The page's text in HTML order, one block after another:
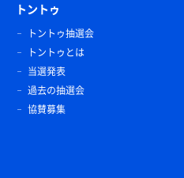
トントゥ
トントゥ抽選会
トントゥとは
当選発表
過去の抽選会
協賛募集